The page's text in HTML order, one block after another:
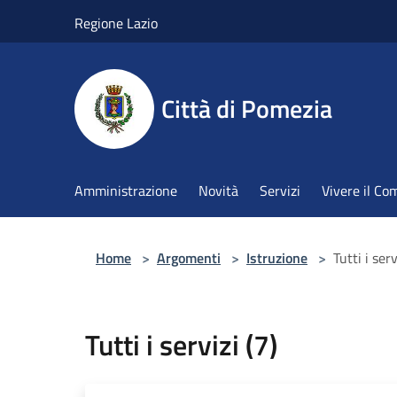
Regione Lazio
Città di Pomezia
Amministrazione Novità Servizi Vivere il
Home > Argomenti > Istruzione > Tutti i
Tutti i servizi (7)